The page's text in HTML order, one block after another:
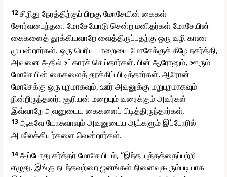
12சிறிது நேரத்திற்குப் பிறகு மோசேயின் கைகள்
சோர்வடைந்தன. மோசேயோடு சென்ற மனிதர்கள் மோசேயின்
கைகளைத் தூக்கியவாறே வைத்திருப்பதற்கு ஒரு வழி காண
முயன்றார்கள். ஒரு பெரிய பாறையை மோசேக்குக் கீழே நகர்த்தி,
அவனை அதில் உட்காரச் செய்தார்கள். பின் ஆரோனும், ஊரும்
மோசேயின் கைகளைத் தூக்கிப் பிடித்தார்கள். ஆரோன்
மோசேக்கு ஒரு புறமாகவும், ஊர் அவனுக்கு மறுபுறமாகவும்
நின்றிருந்தனர். சூரியன் மறையும் வரைக்கும் அவர்கள்
இவ்வாறே அவனுடைய கைகளைப் பிடித்திருந்தார்கள்.
13ஆகவே யோசுவாவும் அவனுடைய ஆட்களும் இப்போரில்
அமலேக்கியர்களை வென்றார்கள்.
14அப்போது கர்த்தர் மோசேயிடம், “இந்த யுத்தத்தைப்பற்றி
எழுது. இங்கு நடந்தவற்றை ஜனங்கள் நினைவுகூரும்படியாக